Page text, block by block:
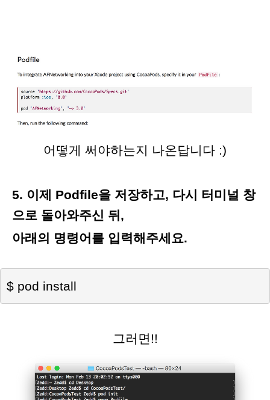
어떻게 써야하는지 나온답니다 :)
5. 이제 Podfile을 저장하고, 다시 터미널 창
으로 돌아와주신 뒤,
아래의 명령어를 입력해주세요.
$ pod install
그러면!!